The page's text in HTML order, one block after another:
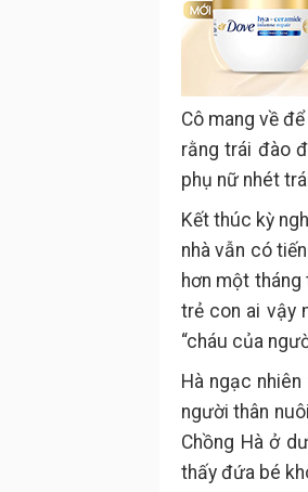
Cô mang về
rằng trái đào
phụ nữ nhét
Kết thúc kỳ
nhà vẫn có
hơn một
trẻ con ai vậy
“cháu của
Hà ngạc
người thân
Chồng Hà ở
thấy đứa bé